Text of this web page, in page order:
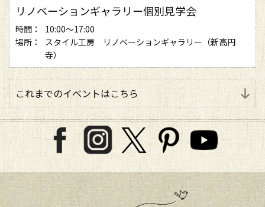
リノベーションギャラリー個別見学会
時間：
10:00～17:00
場所：
スタイル工房 リノベーションギャラリー（新高円
寺）
これまでのイベントはこちら